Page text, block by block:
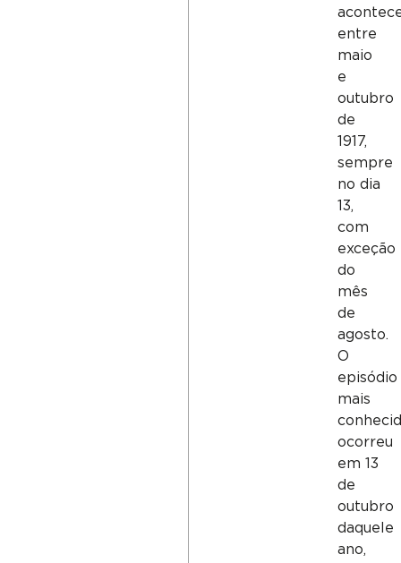
entre
maio
e
outubro
de
1917,
sempre
no dia
13,
com
exceção
do
mês
de
agosto.
O
episódio
mais
ocorreu
em 13
de
outubro
daquele
ano,